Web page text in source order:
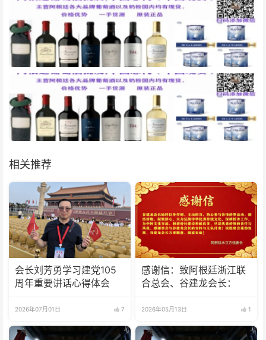
相关推荐
会长刘芳勇学习建党105
周年重要讲话心得体会
2026年07月01日 7
感谢信：致阿根廷浙江联
合总会、谷建龙会长：
2026年05月13日 1